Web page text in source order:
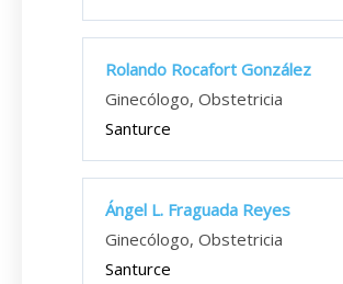
Rolando Rocafort González
Ginecólogo, Obstetricia
Santurce
Ángel L. Fraguada Reyes
Ginecólogo, Obstetricia
Santurce